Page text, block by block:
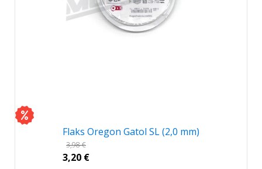
Flaks Oregon Gatol SL (2,0 mm)
3,98€
3,20 €